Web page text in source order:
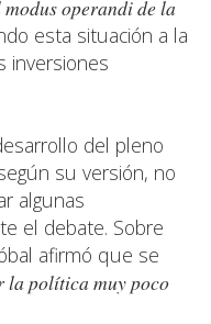
modus operandi de la
esta situación a la
inversiones
del pleno
su versión, no
algunas
el debate. Sobre
afirmó que se
la política muy poco